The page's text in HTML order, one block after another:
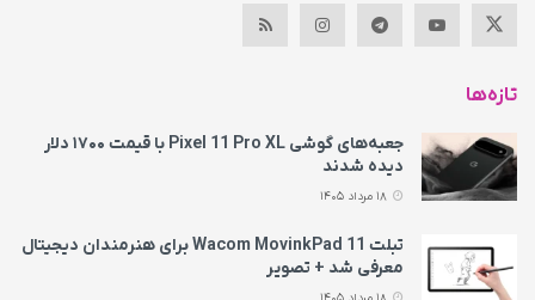
تازه‌ها
جعبه‌های گوشی Pixel 11 Pro XL با قیمت ۱۷۰۰ دلار
دیده شدند
تبلت Wacom MovinkPad 11 برای هنرمندان دیجیتال
معرفی شد + تصویر